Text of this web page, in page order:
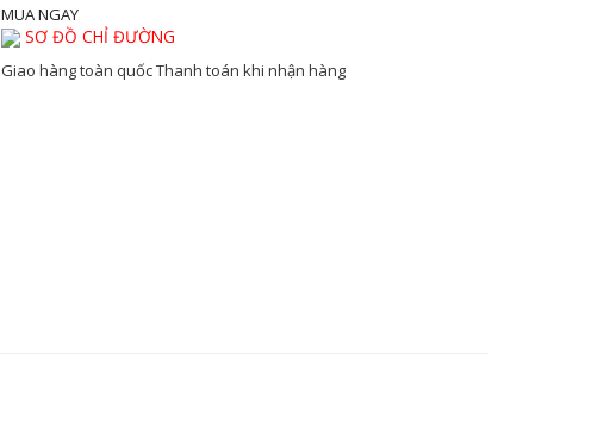
MUA NGAY
SƠ ĐỒ CHỈ ĐƯỜNG
Giao hàng toàn quốcThanh toán khi nhận hàng